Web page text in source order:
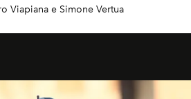
Viapiana e Simone Vertua